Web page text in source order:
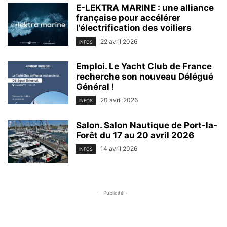
E-LEKTRA MARINE : une alliance
française pour accélérer
l’électrification des voiliers
INFOS 22 avril 2026
Emploi. Le Yacht Club de France
recherche son nouveau Délégué
Général !
INFOS 20 avril 2026
Salon. Salon Nautique de Port-la-
Forêt du 17 au 20 avril 2026
INFOS 14 avril 2026
- Publicité -